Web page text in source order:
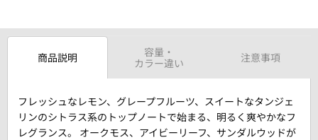
商品説明
容量・
カラー違い
注意事項
フレッシュなレモン、グレープフルーツ、スイートなタンジェ
リンのシトラス系のトップノートで始まる、明るく爽やかなフ
レグランス。 オークモス、アイビーリーフ、サンダルウッドが